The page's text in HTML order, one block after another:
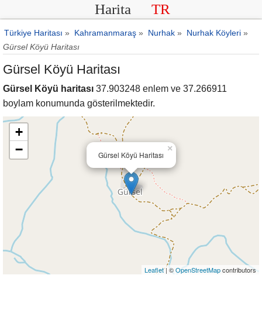
Harita TR
Türkiye Haritası » Kahramanmaraş » Nurhak » Nurhak Köyleri »
Gürsel Köyü Haritası
Gürsel Köyü Haritası
Gürsel Köyü haritası 37.903248 enlem ve 37.266911
boylam konumunda gösterilmektedir.
Gürsel Köyü Haritası
×
+
−
Leaflet| ©OpenStreetMapcontributors